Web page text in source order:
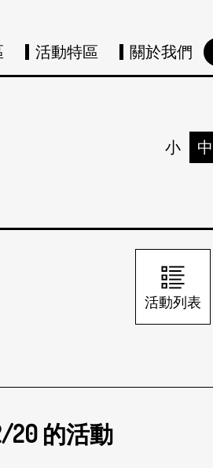
活動特區 關於我們
小 中
活動列表
20 的活動